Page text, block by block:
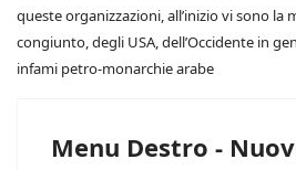
queste organizzazioni, all’inizio vi sono la
congiunto, degli USA, dell’Occidente in
infami petro-monarchie arabe
Menu Destro -